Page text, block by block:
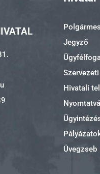
Jegyző
Hivatali
Üvegzseb